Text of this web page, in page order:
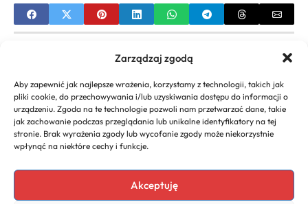
Zarządzaj zgodą
Aby zapewnić jak najlepsze wrażenia, korzystamy z technologii, takich jak
pliki cookie, do przechowywania i/lub uzyskiwania dostępu do informacji o
urządzeniu. Zgoda na te technologie pozwoli nam przetwarzać dane, takie
jak zachowanie podczas przeglądania lub unikalne identyfikatory na tej
stronie. Brak wyrażenia zgody lub wycofanie zgody może niekorzystnie
wpłynąć na niektóre cechy i funkcje.
Akceptuję
NEXT
Firma Handlowa: Jak założyć i finansować
działalność?